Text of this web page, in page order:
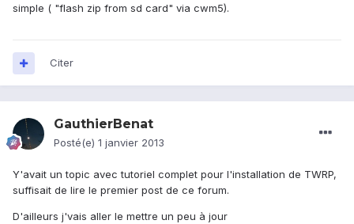
simple ( "flash zip from sd card" via cwm5).
Citer
GauthierBenat
Posté(e) 1 janvier 2013
Y'avait un topic avec tutoriel complet pour l'installation de TWRP,
suffisait de lire le premier post de ce forum.
D'ailleurs j'vais aller le mettre un peu à jour